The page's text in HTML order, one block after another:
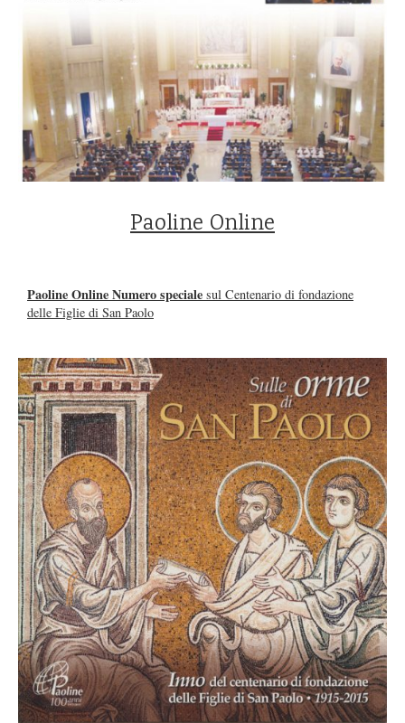
Paoline Online
Paoline Online Numero speciale sul Centenario di fondazione
delle Figlie di San Paolo